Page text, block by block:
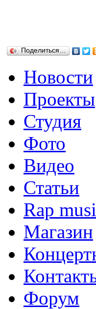
Поделиться…
Новости
Проекты
Студия
Фото
Видео
Статьи
Rap
Магазин
Форум